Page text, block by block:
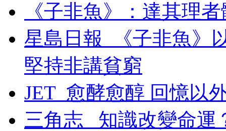
《子非魚》：達其理
星島日報_《子非魚》
堅持非講貧窮
JET_愈酵愈醇 回憶以
三角志 _知識改變命運